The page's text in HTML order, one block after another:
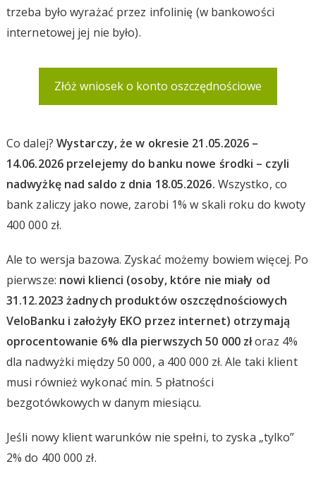
trzeba było wyrażać przez infolinię (w bankowości
internetowej jej nie było).
Złóż wniosek o konto oszczędnościowe
Co dalej? Wystarczy, że w okresie 21.05.2026 –
14.06.2026 przelejemy do banku nowe środki – czyli
nadwyżkę nad saldo z dnia 18.05.2026. Wszystko, co
bank zaliczy jako nowe, zarobi 1% w skali roku do kwoty
400 000 zł.
Ale to wersja bazowa. Zyskać możemy bowiem więcej. Po
pierwsze: nowi klienci (osoby, które nie miały od
31.12.2023 żadnych produktów oszczędnościowych
VeloBanku i założyły EKO przez internet) otrzymają
oprocentowanie 6% dla pierwszych 50 000 złoraz 4%
dla nadwyżki między 50 000, a 400 000 zł. Ale taki klient
musi również wykonać min. 5 płatności
bezgotówkowych w danym miesiącu.
Jeśli nowy klient warunków nie spełni, to zyska „tylko”
2% do 400 000 zł.